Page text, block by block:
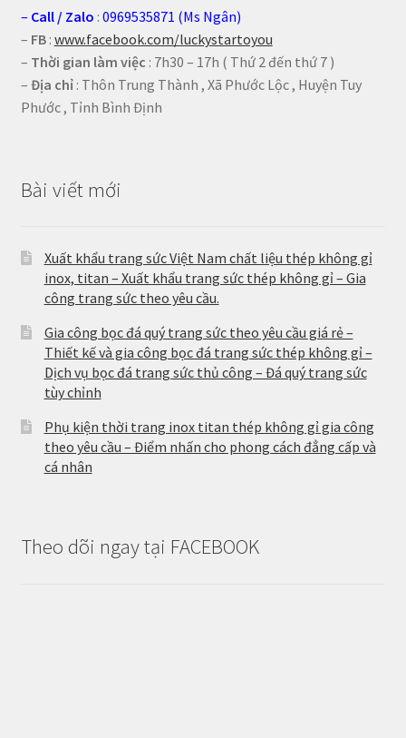
– Call / Zalo : 0969535871 (Ms Ngân)
– FB: www.facebook.com/luckystartoyou
– Thời gian làm việc : 7h30 – 17h ( Thứ 2 đến thứ 7 )
– Địa chỉ: Thôn Trung Thành , Xã Phước Lộc , Huyện Tuy
Phước , Tỉnh Bình Định
Bài viết mới
Xuất khẩu trang sức Việt Nam chất liệu thép không gỉ
inox, titan – Xuất khẩu trang sức thép không gỉ – Gia
công trang sức theo yêu cầu.
Gia công bọc đá quý trang sức theo yêu cầu giá rẻ –
Thiết kế và gia công bọc đá trang sức thép không gỉ –
Dịch vụ bọc đá trang sức thủ công – Đá quý trang sức
tùy chỉnh
Phụ kiện thời trang inox titan thép không gỉ gia công
theo yêu cầu – Điểm nhấn cho phong cách đẳng cấp và
cá nhân
Theo dõi ngay tại FACEBOOK